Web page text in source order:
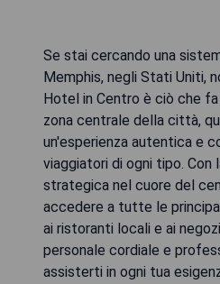
Se stai cercando una
Memphis, negli Stati Uniti,
Hotel in Centro è ciò che
zona centrale della città,
un'esperienza autentica e
viaggiatori di ogni tipo. Con
strategica nel cuore del
accedere a tutte le
ai ristoranti locali e ai
personale cordiale e
assisterti in ogni tua